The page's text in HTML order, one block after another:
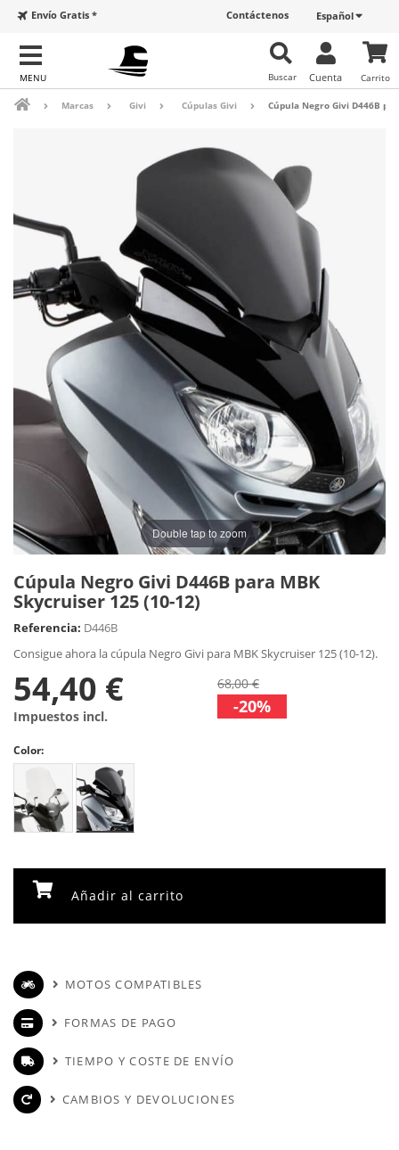
Español
Contáctenos
Envío Gratis *
Carrito
Cuenta
Buscar
Marcas Givi Cúpulas Givi Cúpula Negro Givi D446B
Double tap to zoom
Cúpula Negro Givi D446B para MBK
Skycruiser 125 (10-12)
Referencia: D446B
Consigue ahora la cúpula Negro Givi para MBK Skycruiser 125 (10-12).
54,40 €
Impuestos incl.
68,00 €
-20%
Color:
Añadir al carrito
MOTOS COMPATIBLES
FORMAS DE PAGO
TIEMPO Y COSTE DE ENVÍO
CAMBIOS Y DEVOLUCIONES